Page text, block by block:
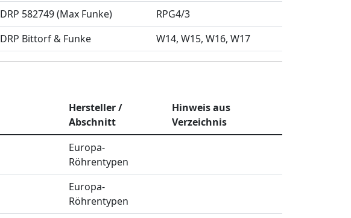
DRP 582749 (Max Funke)
RPG4/3
DRP Bittorf & Funke W14 W15 W16 W17
Hersteller /
Abschnitt
Hinweis aus
Verzeichnis
Europa-
Röhrentypen
Europa-
Röhrentypen